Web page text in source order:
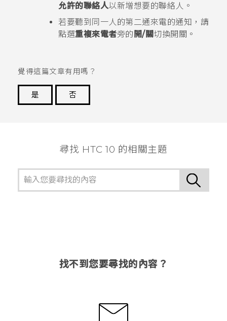
允許的聯絡人以新增想要的聯絡人。
若要聽到同一人的第二通來電的通知，請
點選重複來電者旁的 開/關切換開關。
覺得這篇文章有用嗎？
是
否
尋找 HTC 10 的相關主題
找不到您要尋找的內容？